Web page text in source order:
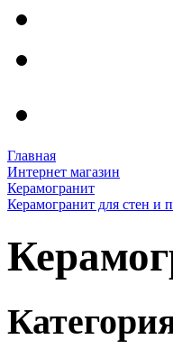
Главная
Интернет магазин
Керамогранит
Керамогранит для стен и